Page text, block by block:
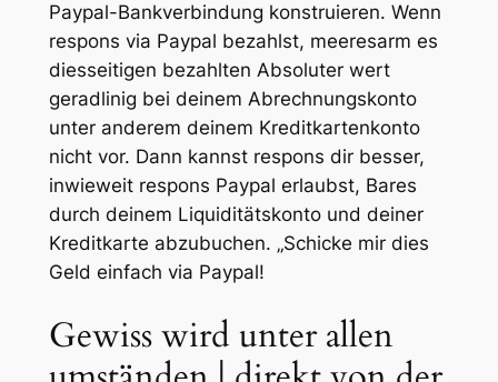
Paypal-Bankverbindung konstruieren. Wenn
respons via Paypal bezahlst, meeresarm es
diesseitigen bezahlten Absoluter wert
geradlinig bei deinem Abrechnungskonto
unter anderem deinem Kreditkartenkonto
nicht vor. Dann kannst respons dir besser,
inwieweit respons Paypal erlaubst, Bares
durch deinem Liquiditätskonto und deiner
Kreditkarte abzubuchen. „Schicke mir dies
Geld einfach via Paypal!
Gewiss wird unter allen